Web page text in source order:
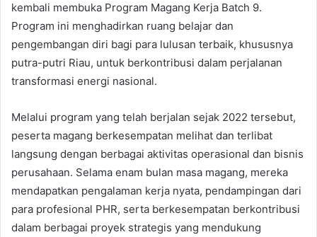
kembali membuka Program Magang Kerja Batch 9.
Program ini menghadirkan ruang belajar dan
pengembangan diri bagi para lulusan terbaik, khususnya
putra-putri Riau, untuk berkontribusi dalam perjalanan
transformasi energi nasional.
Melalui program yang telah berjalan sejak 2022 tersebut,
peserta magang berkesempatan melihat dan terlibat
langsung dengan berbagai aktivitas operasional dan bisnis
perusahaan. Selama enam bulan masa magang, mereka
mendapatkan pengalaman kerja nyata, pendampingan dari
para profesional PHR, serta berkesempatan berkontribusi
dalam berbagai proyek strategis yang mendukung